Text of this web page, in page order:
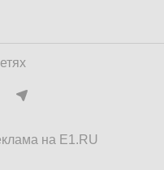
на E1.RU